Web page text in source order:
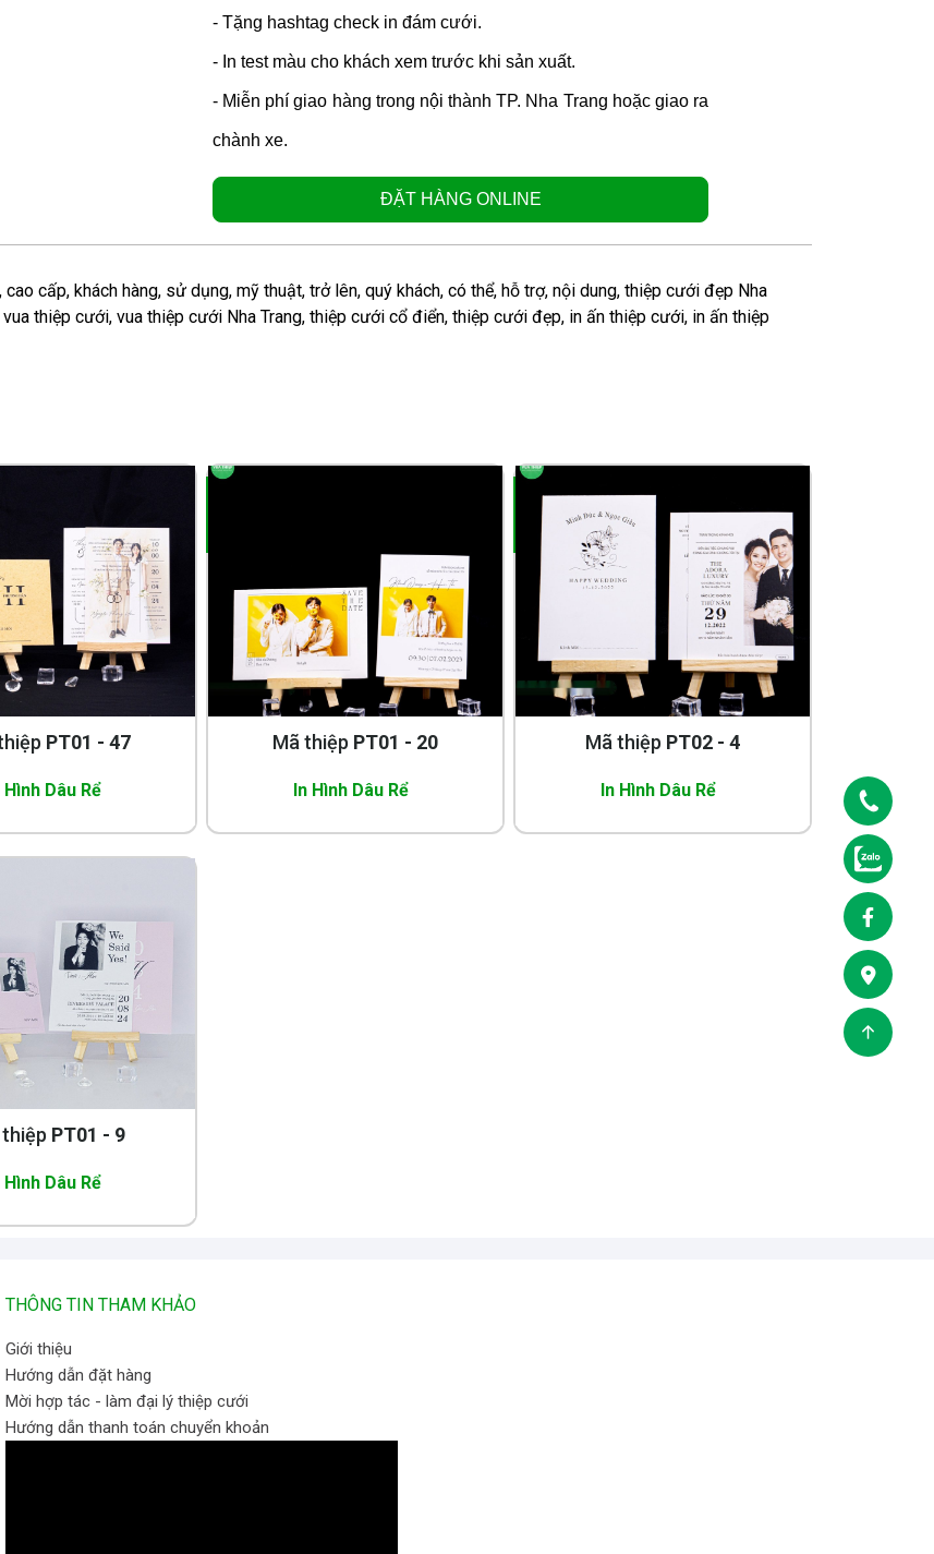
- Tặng hashtag check in đám cưới.
- In test màu cho khách xem trước khi sản xuất.
- Miễn phí giao hàng trong nội thành TP. Nha Trang hoặc giao ra
chành xe.
ĐẶT HÀNG ONLINE
, cao cấp, khách hàng, sử dụng, mỹ thuật, trở lên, quý khách, có thể, hỗ trợ, nội dung, thiệp cưới đẹp Nha
vua thiệp cưới, vua thiệp cưới Nha Trang, thiệp cưới cổ điển, thiệp cưới đẹp, in ấn thiệp cưới, in ấn thiệp
PT01 - 47
Hình Dâu Rể
Mã thiệp PT01 - 20
In Hình Dâu Rể
Mã thiệp PT02 - 4
In Hình Dâu Rể
PT01 - 9
Hình Dâu Rể
THÔNG TIN THAM KHẢO
Giới thiệu
Hướng dẫn đặt hàng
Mời hợp tác - làm đại lý thiệp cưới
Hướng dẫn thanh toán chuyển khoản